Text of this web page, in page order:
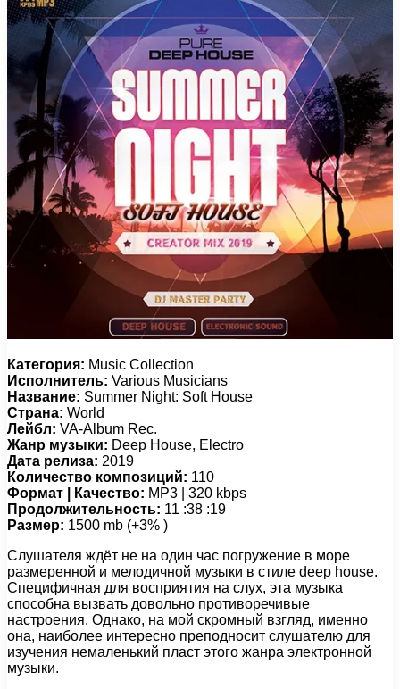
Категория: Music Collection
Исполнитель: Various Musicians
Название: Summer Night: Soft House
Страна: World
Лейбл: VA-Album Rec.
Жанр музыки: Deep House, Electro
Дата релиза: 2019
Количество композиций: 110
Формат | Качество: MP3 | 320 kbps
Продолжительность: 11 :38 :19
Размер: 1500 mb (+3% )
Слушателя ждёт не на один час погружение в море
размеренной и мелодичной музыки в стиле deep house.
Специфичная для восприятия на слух, эта музыка
способна вызвать довольно противоречивые
настроения. Однако, на мой скромный взгляд, именно
она, наиболее интересно преподносит слушателю для
изучения немаленький пласт этого жанра электронной
музыки.